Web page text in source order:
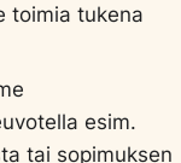
toimia tukena
esim.
tai sopimuksen